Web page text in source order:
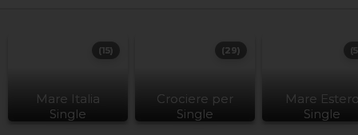
Mare Italia
Single
(15)
Crociere per
Single
(29)
Mare
Single